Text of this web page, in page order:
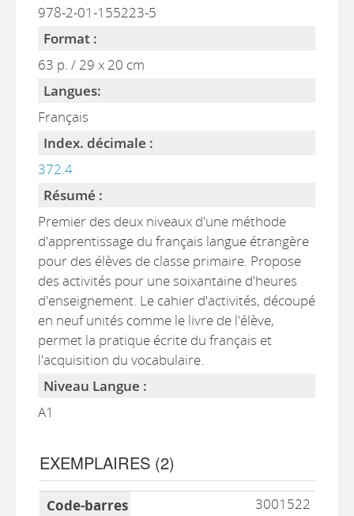
978-2-01-155223-5
Format :
63 p. / 29 x 20 cm
Langues:
Français
Index. décimale :
372.4
Résumé :
Premier des deux niveaux d'une méthode
d'apprentissage du français langue étrangère
pour des élèves de classe primaire. Propose
des activités pour une soixantaine d'heures
d'enseignement. Le cahier d'activités, découpé
en neuf unités comme le livre de l'élève,
permet la pratique écrite du français et
l'acquisition du vocabulaire.
Niveau Langue :
A1
EXEMPLAIRES (2)
Liste des exemplaires
3001522